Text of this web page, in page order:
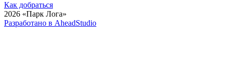
Как добраться
2026 «Парк Лога»
Разработано в AheadStudio